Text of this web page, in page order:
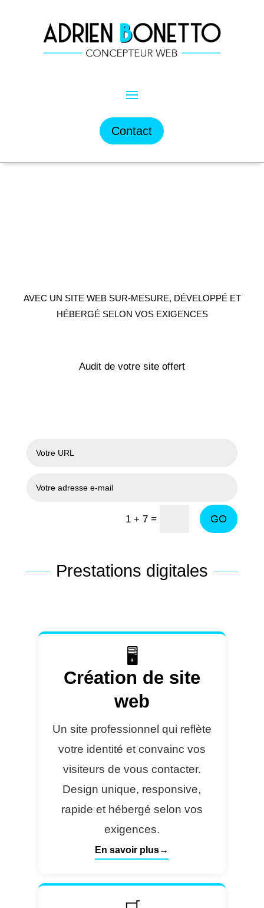
Contact
AVEC UN SITE WEB SUR-MESURE, DÉVELOPPÉ ET
HÉBERGÉ SELON VOS EXIGENCES
Audit de votre site offert
1 + 7 = GO
Prestations digitales
🖥️
Création de site
web
Un site professionnel qui reflète
votre identité et convainc vos
visiteurs de vous contacter.
Design unique, responsive,
rapide et hébergé selon vos
exigences.
En savoir plus